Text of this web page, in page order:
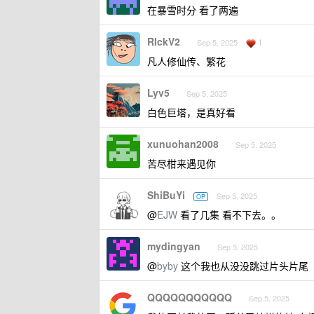
在暴雪时分 看了两遍
RIckV2 Sep 5, 2025 1
凡人修仙传、繁花
Lyv5 Sep 5, 2025
白色巨塔，是真好看
xunuohan2008 Sep 5, 2025
苦尽柑来遇见你
ShiBuYi OP Sep 5, 2025
@EJW 看了几集 看不下去。。
mydingyan Sep 5, 2025
@byby 这个我也从没没跳过片头片尾
QQQQQQQQQQQ Sep 5, 2025